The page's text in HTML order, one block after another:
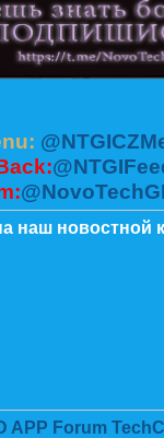
наш новостной
APP Forum